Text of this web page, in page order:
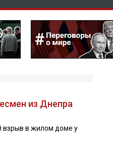
из Днепра
взрыв в жилом доме у